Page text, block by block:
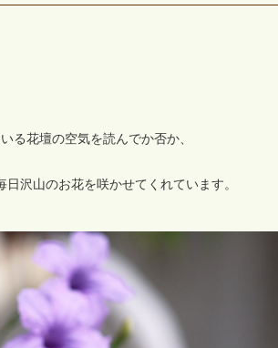
る花壇の空気を読んでか否か、
沢山のお花を咲かせてくれています。